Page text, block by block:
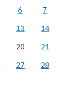
6 7
13 14
20 21
27 28